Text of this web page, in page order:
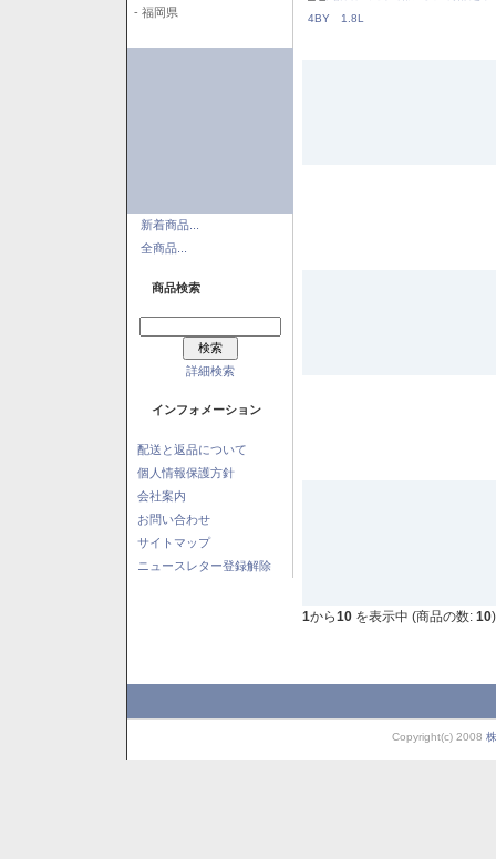
- 福岡県
新着商品...
全商品...
商品検索
詳細検索
インフォメーション
配送と返品について
個人情報保護方針
会社案内
お問い合わせ
サイトマップ
ニュースレター登録解除
1から10 を表示中 (商品の数: 10)
Copyright(c) 2008